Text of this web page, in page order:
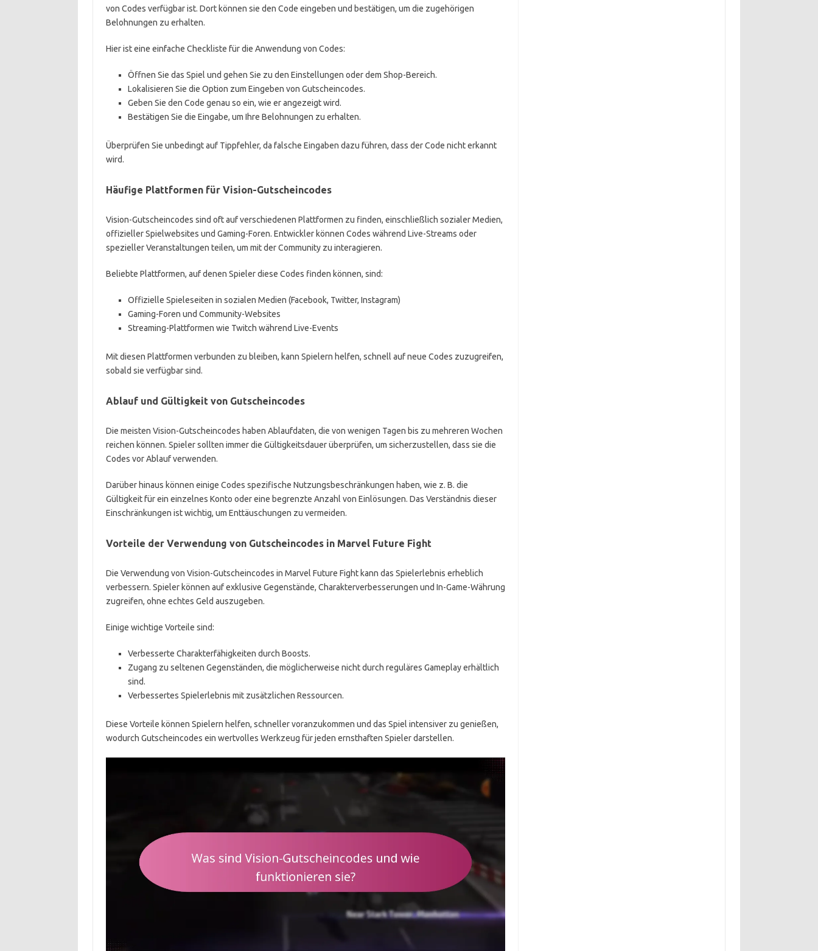
von Codes verfügbar ist. Dort können sie den Code eingeben und bestätigen, um die zugehörigen
Belohnungen zu erhalten.
Hier ist eine einfache Checkliste für die Anwendung von Codes:
Öffnen Sie das Spiel und gehen Sie zu den Einstellungen oder dem Shop-Bereich.
Lokalisieren Sie die Option zum Eingeben von Gutscheincodes.
Geben Sie den Code genau so ein, wie er angezeigt wird.
Bestätigen Sie die Eingabe, um Ihre Belohnungen zu erhalten.
Überprüfen Sie unbedingt auf Tippfehler, da falsche Eingaben dazu führen, dass der Code nicht erkannt
wird.
Häufige Plattformen für Vision-Gutscheincodes
Vision-Gutscheincodes sind oft auf verschiedenen Plattformen zu finden, einschließlich sozialer Medien,
offizieller Spielwebsites und Gaming-Foren. Entwickler können Codes während Live-Streams oder
spezieller Veranstaltungen teilen, um mit der Community zu interagieren.
Beliebte Plattformen, auf denen Spieler diese Codes finden können, sind:
Offizielle Spieleseiten in sozialen Medien (Facebook, Twitter, Instagram)
Gaming-Foren und Community-Websites
Streaming-Plattformen wie Twitch während Live-Events
Mit diesen Plattformen verbunden zu bleiben, kann Spielern helfen, schnell auf neue Codes zuzugreifen,
sobald sie verfügbar sind.
Ablauf und Gültigkeit von Gutscheincodes
Die meisten Vision-Gutscheincodes haben Ablaufdaten, die von wenigen Tagen bis zu mehreren Wochen
reichen können. Spieler sollten immer die Gültigkeitsdauer überprüfen, um sicherzustellen, dass sie die
Codes vor Ablauf verwenden.
Darüber hinaus können einige Codes spezifische Nutzungsbeschränkungen haben, wie z. B. die
Gültigkeit für ein einzelnes Konto oder eine begrenzte Anzahl von Einlösungen. Das Verständnis dieser
Einschränkungen ist wichtig, um Enttäuschungen zu vermeiden.
Vorteile der Verwendung von Gutscheincodes in Marvel Future Fight
Die Verwendung von Vision-Gutscheincodes in Marvel Future Fight kann das Spielerlebnis erheblich
verbessern. Spieler können auf exklusive Gegenstände, Charakterverbesserungen und In-Game-Währung
zugreifen, ohne echtes Geld auszugeben.
Einige wichtige Vorteile sind:
Verbesserte Charakterfähigkeiten durch Boosts.
Zugang zu seltenen Gegenständen, die möglicherweise nicht durch reguläres Gameplay erhältlich
sind.
Verbessertes Spielerlebnis mit zusätzlichen Ressourcen.
Diese Vorteile können Spielern helfen, schneller voranzukommen und das Spiel intensiver zu genießen,
wodurch Gutscheincodes ein wertvolles Werkzeug für jeden ernsthaften Spieler darstellen.